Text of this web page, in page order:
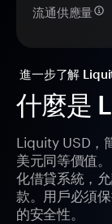
什麼是
Liquity USD，
美元同等價值
化借貸系統，
款。用戶必須
的安全性。
流通供應量
進一步了解